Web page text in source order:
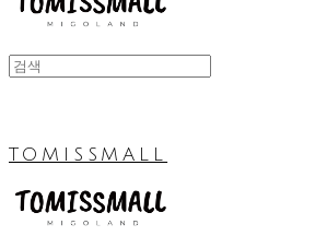
TOMISSMALL